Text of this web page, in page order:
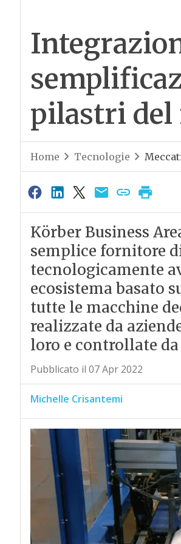
pilastri del
Home Tecnologie
Körber Business
semplice fornitore
tecnologicamente
ecosistema basato
tutte le macchine
realizzate da
loro e controllate
Pubblicato il 07 Apr 2022
Michelle Crisantemi